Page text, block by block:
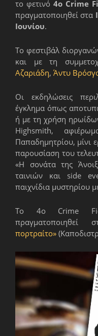
το φετινό 4ο Crime
πραγματοποιηθεί στα
Ιουνίου.
Το φεστιβάλ
και με τη
Αζαριάδη, Άντυ
Οι εκδηλώσεις
έγκλημα όπως
ή με τη χρήση
Highsmith,
Παπαδημητρίου, μίνι
παρουσίαση του
«Η σονάτα της
ταινιών και side
παιχνίδια μυστηρίου
Το 4ο Crime
πορτραίτο»